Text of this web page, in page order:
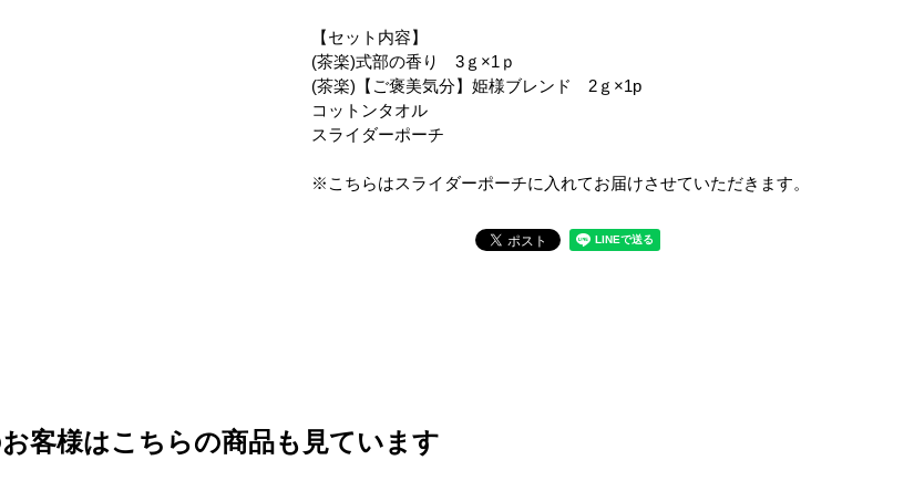
【セット内容】
(茶楽)式部の香り 3ｇ×1ｐ
(茶楽)【ご褒美気分】姫様ブレンド 2ｇ×1p
コットンタオル
スライダーポーチ
※こちらはスライダーポーチに入れてお届けさせていただきます。
客様はこちらの商品も見ています